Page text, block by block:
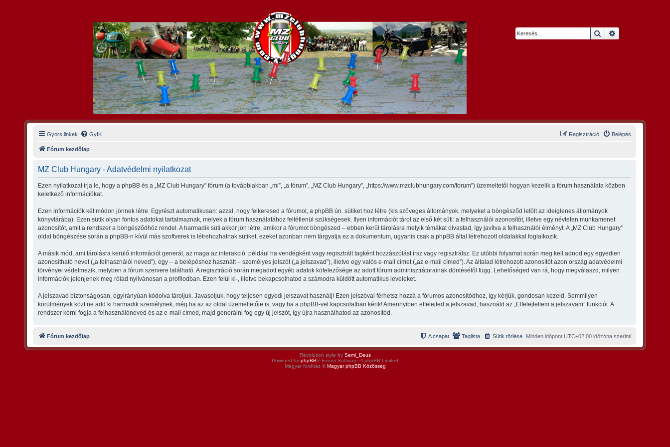
Keresés
Gyors linkek GyIK Belépés
Regisztráció
Fórum kezdőlap
MZ Club Hungary - Adatvédelmi nyilatkozat
Ezen nyilatkozat írja le, hogy a phpBB és a „MZ Club Hungary” fórum (a továbbiakban „mi”, „a fórum”, „MZ Club Hungary”, „https://www.mzclubhungary.com/forum”) üzemeltetői hogyan kezelik a fórum használata közben
keletkező információkat.
Ezen információk két módon jönnek létre. Egyrészt automatikusan: azzal, hogy felkeresed a fórumot, a phpBB ún. sütiket hoz létre (kis szöveges állományok, melyeket a böngésződ letölt az ideiglenes állományok
könyvtárába). Ezen sütik olyan fontos adatokat tartalmaznak, melyek a fórum használatához feltétlenül szükségesek. Ilyen információt tárol az első két süti: a felhasználói azonosítót, illetve egy névtelen munkamenet
azonosítót, amit a rendszer a böngésződhöz rendel. A harmadik süti akkor jön létre, amikor a fórumot böngészed – ebben kerül tárolásra melyik témákat olvastad, így javítva a felhasználói élményt. A „MZ Club Hungary”
oldal böngészése során a phpBB-n kívül más szoftverek is létrehozhatnak sütiket, ezeket azonban nem tárgyalja ez a dokumentum, ugyanis csak a phpBB által létrehozott oldalakkal foglalkozik.
A másik mód, ami tárolásra kerülő információt generál, az maga az interakció: például ha vendégként vagy regisztrált tagként hozzászólást írsz vagy regisztrálsz. Ez utóbbi folyamat során meg kell adnod egy egyedien
azonosítható nevet („a felhasználói neved”), egy – a belépéshez használt – személyes jelszót („a jelszavad”), illetve egy valós e-mail címet („az e-mail címed”). Az általad létrehozott azonosítót azon ország adatvédelmi
törvényei védelmezik, melyben a fórum szervere található. A regisztráció során megadott egyéb adatok kötelezősége az adott fórum adminisztrátorainak döntésétől függ. Lehetőséged van rá, hogy megválaszd, milyen
információk jelenjenek meg rólad nyilvánosan a profilodban. Ezen felül ki-, illetve bekapcsolhatod a számodra küldött automatikus leveleket.
A jelszavad biztonságosan, egyirányúan kódolva tároljuk. Javasoljuk, hogy teljesen egyedi jelszavat használj! Ezen jelszóval férhetsz hozzá a fórumos azonosítódhoz, így kérjük, gondosan kezeld. Semmilyen
körülmények közt ne add ki harmadik személynek, még ha az az oldal üzemeltetője is, vagy ha a phpBB-vel kapcsolatban kérik! Amennyiben elfelejted a jelszavad, használd az „Elfelejtettem a jelszavam” funkciót. A
rendszer kérni fogja a felhasználóneved és az e-mail címed, majd generálni fog egy új jelszót, így újra használhatod az azonosítód.
Fórum kezdőlap Minden időpont UTC+02:00időzóna szerinti
Sütik törlése
Taglista
A csapat
Revolution style by Semi_Deus
Powered by phpBB® Forum Software © phpBB Limited
Magyar fordítás ©Magyar phpBB Közösség